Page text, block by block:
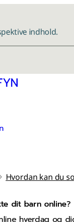
indhold.
Hvordan kan du
dit barn online?
hverdag og